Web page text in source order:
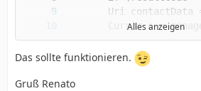
Alles anzeigen
Das sollte funktionieren.
Gruß Renato